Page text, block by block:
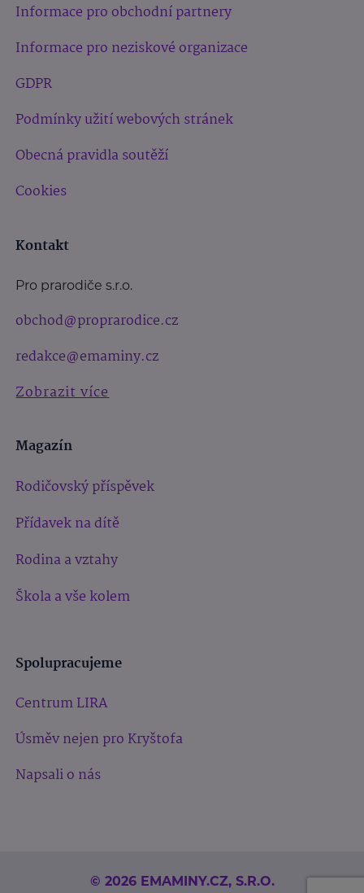
Informace pro obchodní partnery
Informace pro neziskové organizace
GDPR
Podmínky užití webových stránek
Obecná pravidla soutěží
Cookies
Kontakt
Pro prarodiče s.r.o.
obchod@proprarodice.cz
redakce@emaminy.cz
Zobrazit více
Magazín
Rodičovský příspěvek
Přídavek na dítě
Rodina a vztahy
Škola a vše kolem
Spolupracujeme
Centrum LIRA
Úsměv nejen pro Kryštofa
Napsali o nás
© 2026 EMAMINY.CZ, S.R.O.